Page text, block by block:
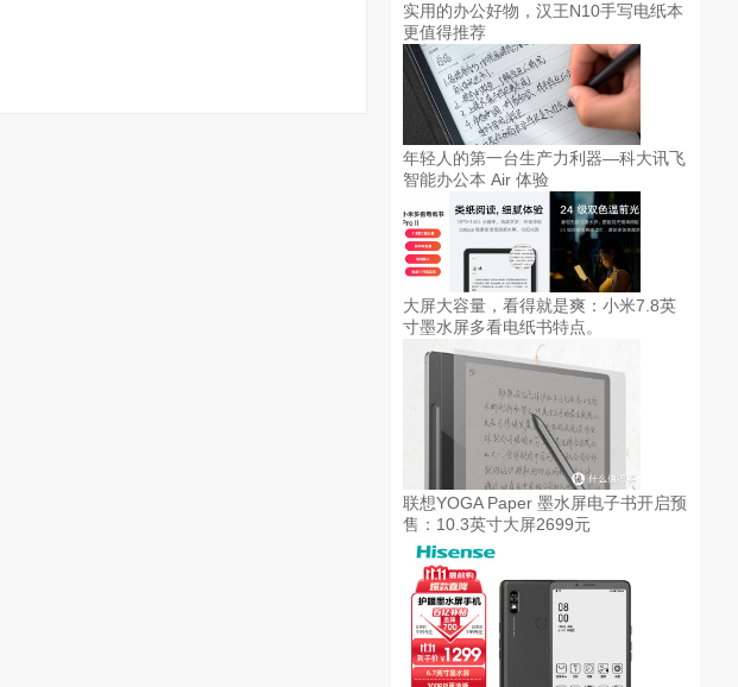
实用的办公好物，汉王N10手写电纸本
更值得推荐
年轻人的第一台生产力利器—科大讯飞
智能办公本 Air 体验
大屏大容量，看得就是爽：小米7.8英
寸墨水屏多看电纸书特点。
联想YOGA Paper 墨水屏电子书开启预
售：10.3英寸大屏2699元